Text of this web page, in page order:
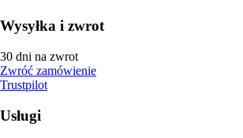
Wysyłka i zwrot
30 dni na zwrot
Zwróć zamówienie
Trustpilot
Usługi